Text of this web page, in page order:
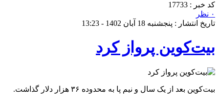
کد خبر : 17733
۰ نظر
تاریخ انتشار : پنجشنبه 18 آبان 1402 - 13:23
بیت‌کوین پرواز کرد
بیت‌کوین بعد از یک سال و نیم پا به محدوده ۳۶ هزار دلار گذاشت.